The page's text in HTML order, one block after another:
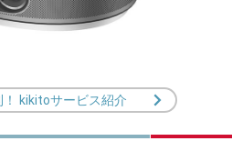
！ kikitoサービス紹介